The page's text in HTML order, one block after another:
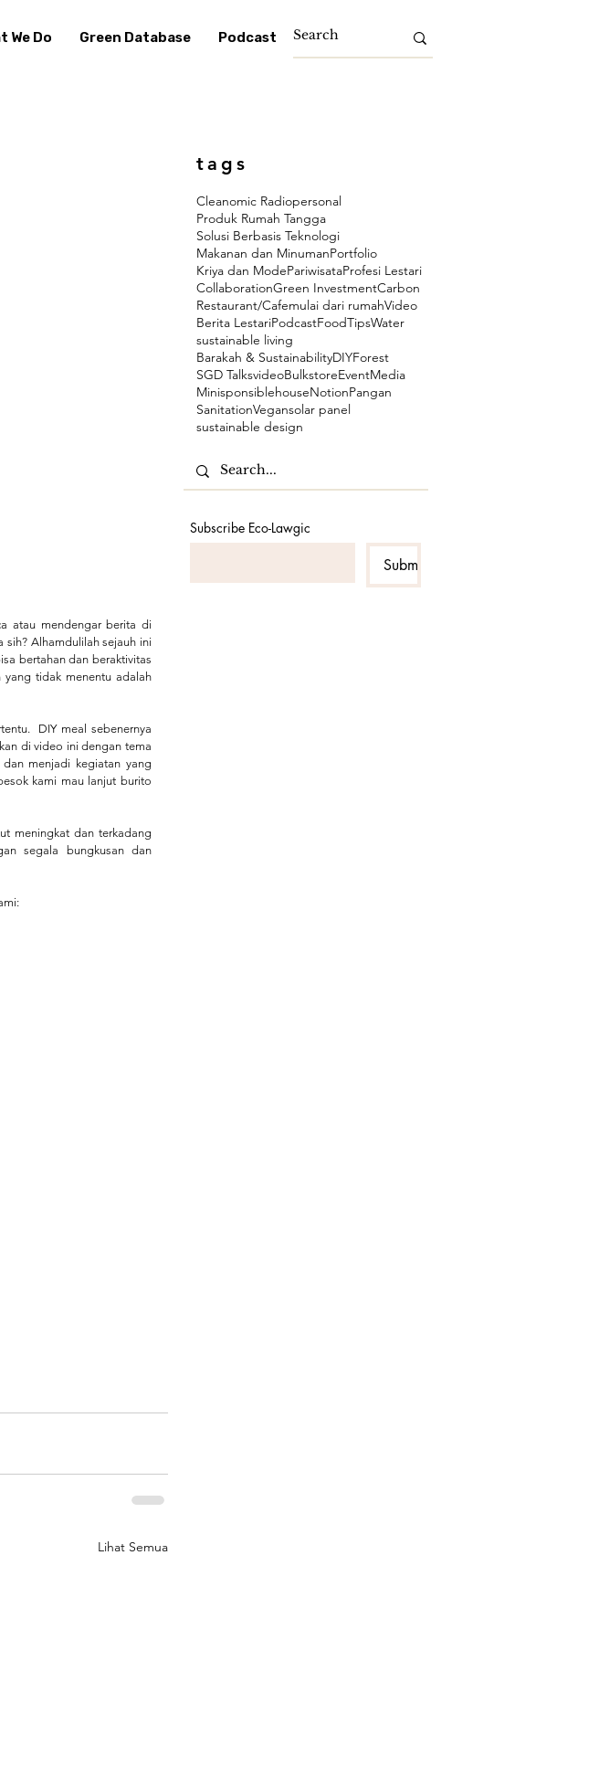
We Do Green Database Podcast
atau mendengar berita di
sih? Alhamdulilah sejauh ini
bertahan dan beraktivitas
yang tidak menentu adalah
DIY meal sebenernya
di video ini dengan tema
menjadi kegiatan yang
kami mau lanjut burito
meningkat dan terkadang
segala bungkusan dan
Lihat Semua
tags
Cleanomic Radiopersonal
Produk Rumah Tangga
Solusi Berbasis Teknologi
Makanan dan MinumanPortfolio
Kriya dan ModePariwisataProfesi Lestari
CollaborationGreen InvestmentCarbon
Restaurant/Cafemulai dari rumahVideo
Berita LestariPodcastFoodTipsWater
sustainable living
Barakah & SustainabilityDIYForest
SGD TalksvideoBulkstoreEventMedia
MinisponsiblehouseNotionPangan
SanitationVegansolar panel
sustainable design
Subscribe Eco-Lawgic
Submit